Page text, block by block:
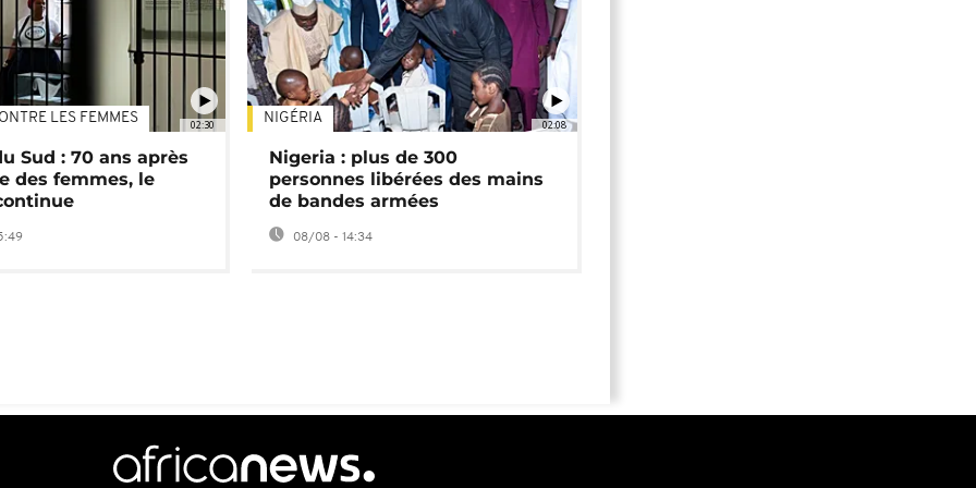
02:30
LES FEMMES
Sud : 70 ans après
des femmes, le
02:08
NIGÉRIA
Nigeria : plus de 300
personnes libérées des mains
de bandes armées
08/08 - 14:34